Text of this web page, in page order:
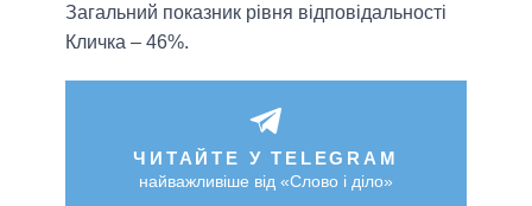
Загальний показник рівня відповідальності
Кличка – 46%.
ЧИТАЙТЕ У TELEGRAM
найважливіше від «Слово і діло»